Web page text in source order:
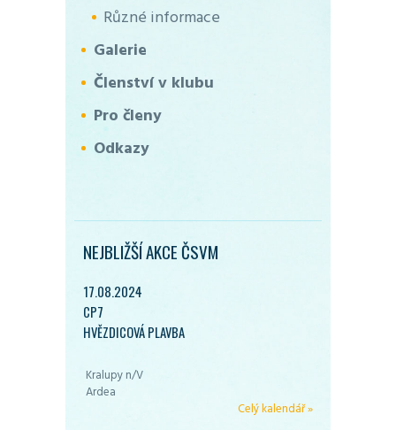
Různé informace
Galerie
Členství v klubu
Pro členy
Odkazy
NEJBLIŽŠÍ AKCE ČSVM
17.08.2024
CP7
HVĚZDICOVÁ PLAVBA
Kralupy n/V
Ardea
Celý kalendář »